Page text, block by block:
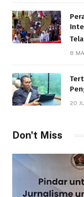
8
20
Don't Miss